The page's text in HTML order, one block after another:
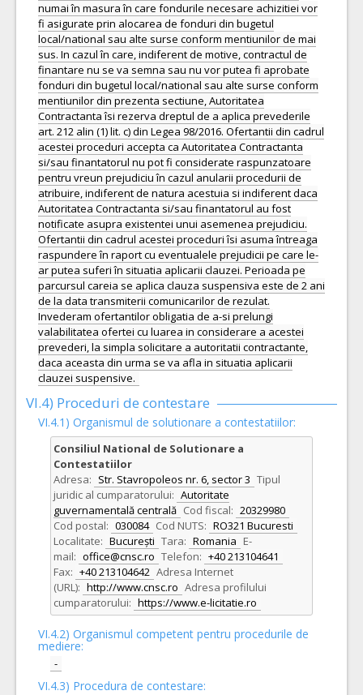
numai în masura în care fondurile necesare achizitiei vor
fi asigurate prin alocarea de fonduri din bugetul
local/national sau alte surse conform mentiunilor de mai
sus. In cazul în care, indiferent de motive, contractul de
finantare nu se va semna sau nu vor putea fi aprobate
fonduri din bugetul local/national sau alte surse conform
mentiunilor din prezenta sectiune, Autoritatea
Contractanta îsi rezerva dreptul de a aplica prevederile
art. 212 alin (1) lit. c) din Legea 98/2016. Ofertantii din cadrul
acestei proceduri accepta ca Autoritatea Contractanta
si/sau finantatorul nu pot fi considerate raspunzatoare
pentru vreun prejudiciu în cazul anularii procedurii de
atribuire, indiferent de natura acestuia si indiferent daca
Autoritatea Contractanta si/sau finantatorul au fost
notificate asupra existentei unui asemenea prejudiciu.
Ofertantii din cadrul acestei proceduri îsi asuma întreaga
raspundere în raport cu eventualele prejudicii pe care le-
ar putea suferi în situatia aplicarii clauzei. Perioada pe
parcursul careia se aplica clauza suspensiva este de 2 ani
de la data transmiterii comunicarilor de rezulat.
Invederam ofertantilor obligatia de a-si prelungi
valabilitatea ofertei cu luarea in considerare a acestei
prevederi, la simpla solicitare a autoritatii contractante,
daca aceasta din urma se va afla in situatia aplicarii
clauzei suspensive.
VI.4) Proceduri de contestare
VI.4.1) Organismul de solutionare a contestatiilor:
Consiliul National de Solutionare a
Contestatiilor
Adresa: Str. Stavropoleos nr. 6, sector 3 Tipul
juridic al cumparatorului: Autoritate
guvernamentală centrală Cod fiscal: 20329980
Cod postal: 030084 Cod NUTS: RO321 Bucuresti
Localitate: București Tara: Romania E-
mail: office@cnsc.ro Telefon: +40 213104641
Fax: +40 213104642 Adresa Internet
(URL): http://www.cnsc.ro Adresa profilului
cumparatorului: https://www.e-licitatie.ro
VI.4.2) Organismul competent pentru procedurile de
mediere:
-
VI.4.3) Procedura de contestare: